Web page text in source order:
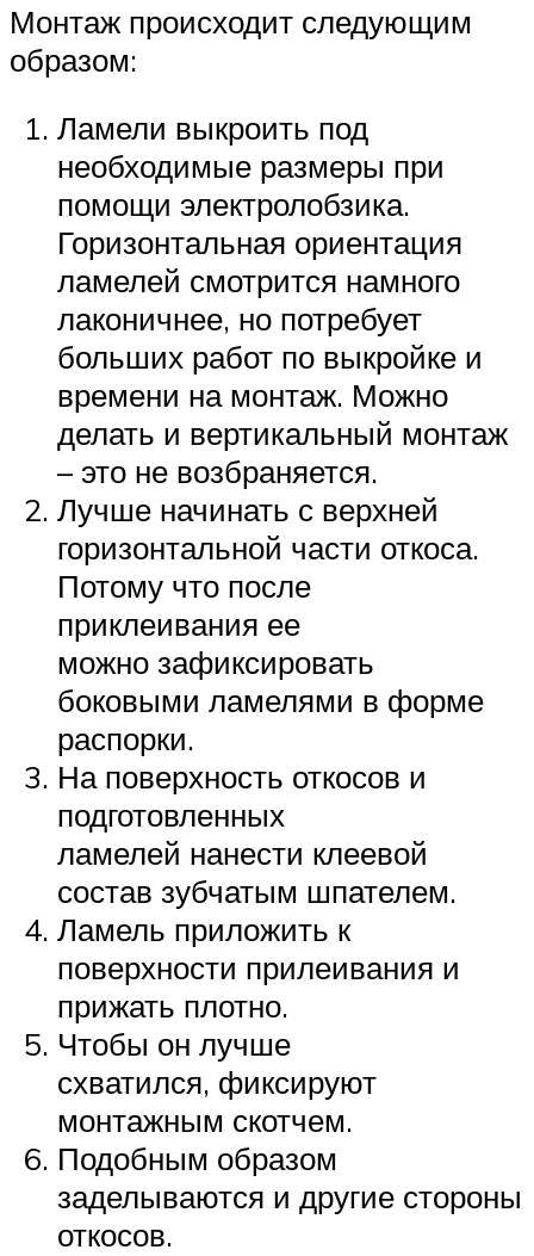
Монтаж происходит следующим
образом:
Ламели выкроить под
необходимые размеры при
помощи электролобзика.
Горизонтальная ориентация
ламелей смотрится намного
лаконичнее, но потребует
больших работ по выкройке и
времени на монтаж. Можно
делать и вертикальный монтаж
– это не возбраняется.
Лучше начинать с верхней
горизонтальной части откоса.
Потому что после
приклеивания ее
можно зафиксировать
боковыми ламелями в форме
распорки.
На поверхность откосов и
подготовленных
ламелей нанести клеевой
состав зубчатым шпателем.
Ламель приложить к
поверхности прилеивания и
прижать плотно.
Чтобы он лучше
схватился, фиксируют
монтажным скотчем.
Подобным образом
заделываются и другие стороны
откосов.